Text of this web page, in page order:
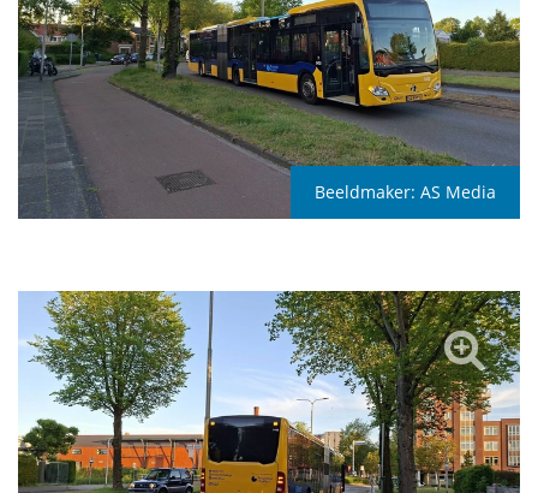
Beeldmaker: AS Media